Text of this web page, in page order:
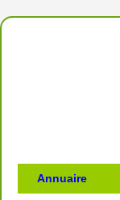
Annuaire